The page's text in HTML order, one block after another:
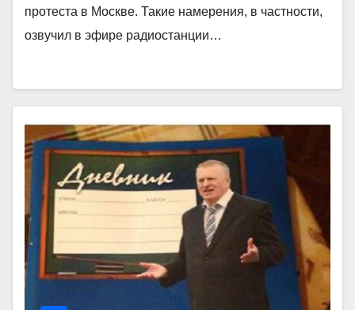
протеста в Москве. Такие намерения, в частности,
озвучил в эфире радиостанции…